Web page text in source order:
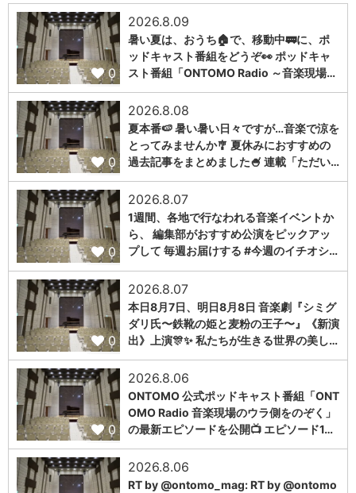
0
2026.8.09
暑い夏は、おうち🏠で、移動中🚃に、ポ
ッドキャスト番組をどうぞ👀 ポッドキャ
スト番組「ONTOMO Radio ～音楽現場…
0
2026.8.08
夏本番🍉 暑い暑い日々ですが…音楽で涼を
とってみませんか🎐 夏休みにおすすめの
過去記事をまとめました🍧 連載「ただい…
0
2026.8.07
1週間、各地で行なわれる音楽イベントか
ら、 編集部がおすすめ公演をピックアッ
プして 毎週お届けする #今週のイチオシ…
0
2026.8.07
本日8月7日、明日8月8日 音楽劇『シミグ
ダリ氏〜鉄靴の姫と麦粉の王子〜』《新演
出》上演🎊✨ 私たちが生きる世界の美し…
0
2026.8.06
ONTOMO 公式ポッドキャスト番組「ONT
OMO Radio 音楽現場のウラ側をのぞく」
の最新エピソードを公開📺 エピソード1…
2026.8.06
RT by @ontomo_mag: RT by @ontomo